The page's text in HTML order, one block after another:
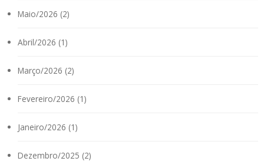
Maio/2026 (2)
Abril/2026 (1)
Março/2026 (2)
Fevereiro/2026 (1)
Janeiro/2026 (1)
Dezembro/2025 (2)